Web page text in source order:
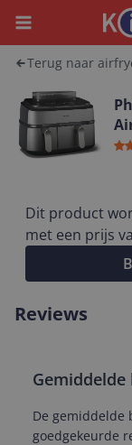
Menu
Terug naar
Dit product
met een prijs
Reviews
De gemiddelde
goedgekeurde